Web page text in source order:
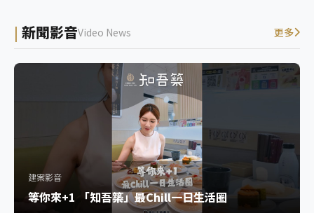
新聞影音Video News 更多
建案影音
等你來+1 「知吾築」最Chill一日生活圈